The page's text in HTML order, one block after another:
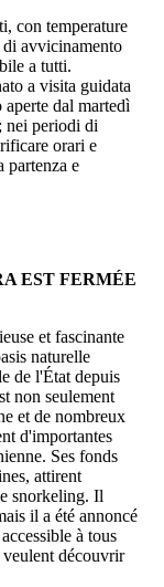
con temperature
avvicinamento
a tutti.
a visita guidata
dal martedì
nei periodi di
orari e
partenza e
EST FERMÉE
et fascinante
naturelle
de l'État depuis
non seulement
et de nombreux
d'importantes
Ses fonds
attirent
snorkeling. Il
il a été annoncé
à tous
veulent découvrir